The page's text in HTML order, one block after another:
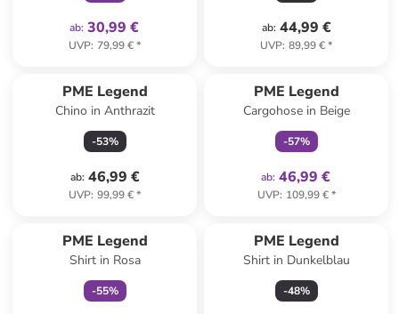
ab: 30,99 €
UVP: 79,99 €*
ab: 44,99 €
UVP: 89,99 €*
PME Legend
Chino in Anthrazit
-53%
ab: 46,99 €
UVP: 99,99 €*
PME Legend
Cargohose in Beige
-57%
ab: 46,99 €
UVP: 109,99 €*
PME Legend
Shirt in Rosa
-55%
PME Legend
Shirt in Dunkelblau
-48%